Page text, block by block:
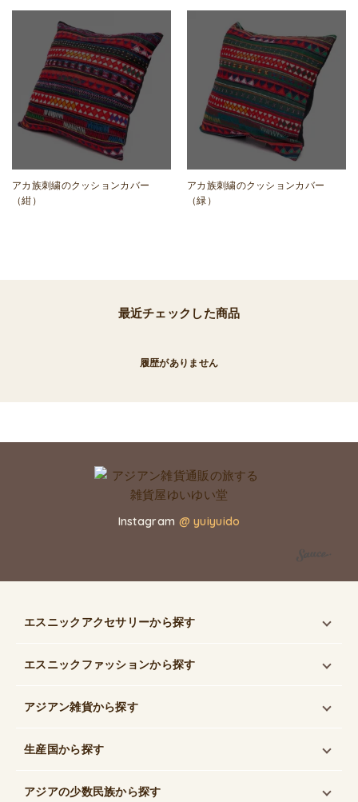
アカ族刺繍のクッションカバー
（紺）
アカ族刺繍のクッションカバー
（緑）
最近チェックした商品
履歴がありません
Instagram @ yuiyuido
エスニックアクセサリーから探す
エスニックファッションから探す
アジアン雑貨から探す
生産国から探す
アジアの少数民族から探す